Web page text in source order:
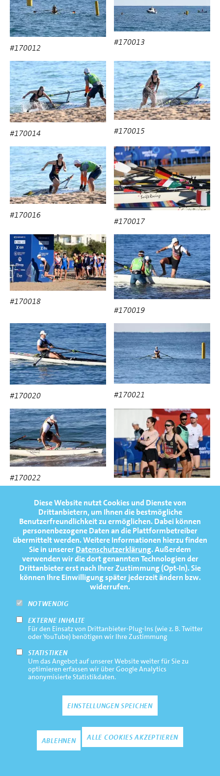
Diese Website nutzt Cookies und Dienste von
Drittanbietern, um Ihnen die bestmögliche
Benutzerfreundlichkeit zu ermöglichen.Dabei können
personenbezogene Daten an die Plattformbetreiber
übermittelt werden. Weitere Informationen hierzu finden
Sie in unsererDatenschutzerklärung. Außerdem
verwenden wir die dort genannten Technologien der
Drittanbieter erst nach Ihrer Zustimmung (Opt-In). Sie
können Ihre Einwilligung später jederzeit ändern bzw.
widerrufen.
NOTWENDIG
EXTERNE INHALTE
Für den Einsatz von Drittanbieter-Plug-Ins (wie z. B. Twitter
oder YouTube) benötigen wir Ihre Zustimmung
STATISTIKEN
Um das Angebot auf unserer Website weiter für Sie zu
optimieren erfassen wir über Google Analytics
anonymisierte Statistikdaten.
EINSTELLUNGEN SPEICHEN
ABLEHNEN ALLE COOKIES AKZEPTIEREN
#170012
#170013
#170014 #170015
#170016
#170017
#170018
#170019
#170020 #170021
#170022
#170023
#170024
#170025
#170026
#170027